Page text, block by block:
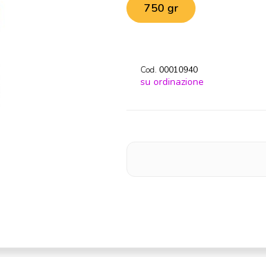
750 gr
Cod. 00010940
su ordinazione